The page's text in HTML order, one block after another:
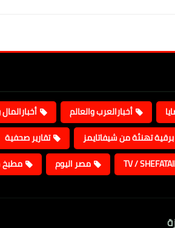
أخبارالعرب والعالم
برقية تهنئة من شيفاتايمز تقارير صحفية
مصر اليوم مطبخ